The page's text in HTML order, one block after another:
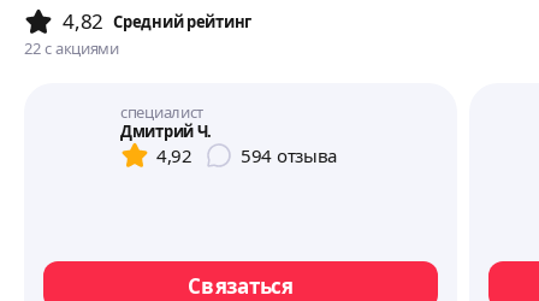
4,82 Cредний рейтинг
22 с акциями
специалист
Дмитрий Ч.
4,92 594 отзыва
Связаться